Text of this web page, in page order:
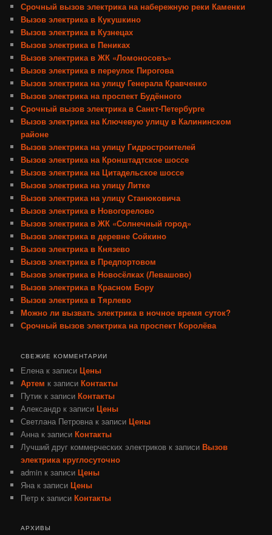
Срочный вызов электрика на набережную реки Каменки
Вызов электрика в Кукушкино
Вызов электрика в Кузнецах
Вызов электрика в Пениках
Вызов электрика в ЖК «Ломоносовъ»
Вызов электрика в переулок Пирогова
Вызов электрика на улицу Генерала Кравченко
Вызов электрика на проспект Будённого
Срочный вызов электрика в Санкт-Петербурге
Вызов электрика на Ключевую улицу в Калининском
районе
Вызов электрика на улицу Гидростроителей
Вызов электрика на Кронштадтское шоссе
Вызов электрика на Цитадельское шоссе
Вызов электрика на улицу Литке
Вызов электрика на улицу Станюковича
Вызов электрика в Новогорелово
Вызов электрика в ЖК «Солнечный город»
Вызов электрика в деревне Сойкино
Вызов электрика в Князево
Вызов электрика в Предпортовом
Вызов электрика в Новосёлках (Левашово)
Вызов электрика в Красном Бору
Вызов электрика в Тярлево
Можно ли вызвать электрика в ночное время суток?
Срочный вызов электрика на проспект Королёва
СВЕЖИЕ КОММЕНТАРИИ
Елена к записиЦены
Артем к записиКонтакты
Путик к записиКонтакты
Александр к записиЦены
Светлана Петровна к записиЦены
Анна к записиКонтакты
Лучший друг коммерческих электриков к записиВызов
электрика круглосуточно
admin к записиЦены
Яна к записиЦены
Петр к записиКонтакты
АРХИВЫ